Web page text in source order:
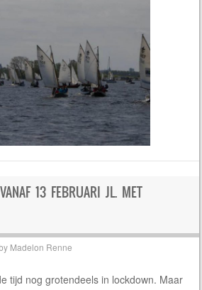
13 FEBRUARI JL. MET
Madelon Renne
tijd nog grotendeels in lockdown. Maar